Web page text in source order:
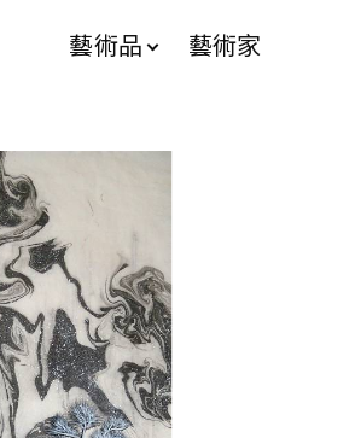
藝術品 藝術家